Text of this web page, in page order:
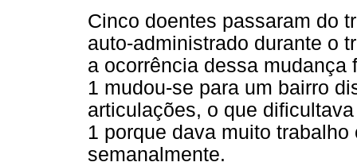
Cinco doentes passaram do
auto-administrado durante o
a ocorrência dessa mudança
1 mudou-se para um bairro
articulações, o que
1 porque dava muito
semanalmente.